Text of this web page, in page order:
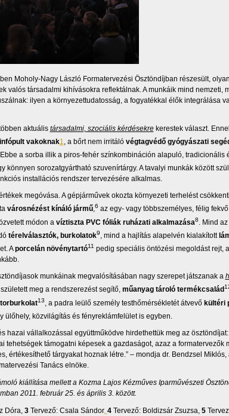
Moholy-Nagy László Formatervezési Ösztöndíjban részesült,
valós társadalmi kihívásokra reflektálnak. A munkáik mind nemzeti,
ilyen a környezettudatosság, a fogyatékkal élők integrálása
aktuális társadalmi, szociális kérdésekrekerestek választ.
infópult vakoknak1 , a bőrt nem irritáló végtagvédő gyógyászati
a sorba illik a piros-fehér színkombináción alapuló, tradicionális
könnyen sorozatgyártható szuvenírtárgy. A tavalyi munkák között
installációs rendszer tervezésére alkalmas.
megóvása. A gépjárművek okozta környezeti terhelést
városnézést kínáló jármű,6 az egy- vagy többszemélyes, félig
módon a víztiszta PVC fóliák ruházati alkalmazása8
. Mind az
térelválasztók, burkolatok9 , mind a hajlítás alapelvén kialakított
Aporcelán növénytartó11 pedig speciális öntözési megoldást rejt,
munkáinak megvalósításában nagy szerepet játszanak a
meg a rendszerezést segítő, műanyag tároló termékcsalád
13 , a padra leülő személy testhőmérsékletét átvevő kültéri
ülőhely, közvilágítás és fényreklámfelület is egyben.
hazai vállalkozással együttműködve hirdethettük meg az
tehetségek támogatni képesek a gazdaságot, azaz a formatervezők
értékesíthető tárgyakat hoznak létre.” – mondja dr. Bendzsel Miklós,
Tanács elnöke.
kiállítása mellett a Kozma Lajos Kézműves Iparművészeti
2011. február 25. és április 3. között.
Dóra, 3Tervező: Csala Sándor, 4Tervező: Boldizsár Zsuzsa, 5